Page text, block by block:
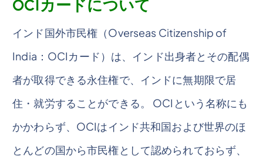
OCIカードについて
インド国外市民権（Overseas Citizenship of
India：OCIカード）は、インド出身者とその配偶
者が取得できる永住権で、インドに無期限で居
住・就労することができる。 OCIという名称にも
かかわらず、OCIはインド共和国および世界のほ
とんどの国から市民権として認められておらず、